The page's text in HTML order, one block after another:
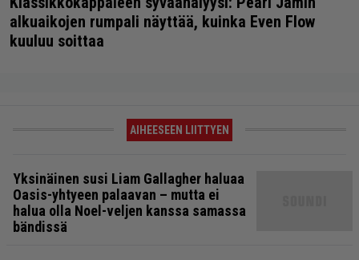
alkuaikojen rumpali näyttää, kuinka Even Flow
kuuluu soittaa
AIHEESEEN LIITTYEN
Yksinäinen susi Liam Gallagher haluaa
Oasis-yhtyeen palaavan – mutta ei
halua olla Noel-veljen kanssa samassa
bändissä